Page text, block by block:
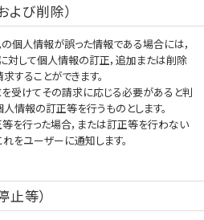
び削除）
個人情報が誤った情報である場合には，
対して個人情報の訂正，追加または削除
求することができます。
受けてその請求に応じる必要があると判
情報の訂正等を行うものとします。
を行った場合，または訂正等を行わない
をユーザーに通知します。
等）